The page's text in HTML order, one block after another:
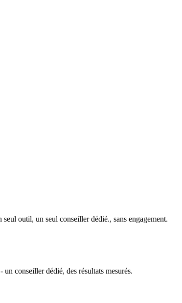
outil, un seul conseiller dédié., sans engagement.
conseiller dédié, des résultats mesurés.